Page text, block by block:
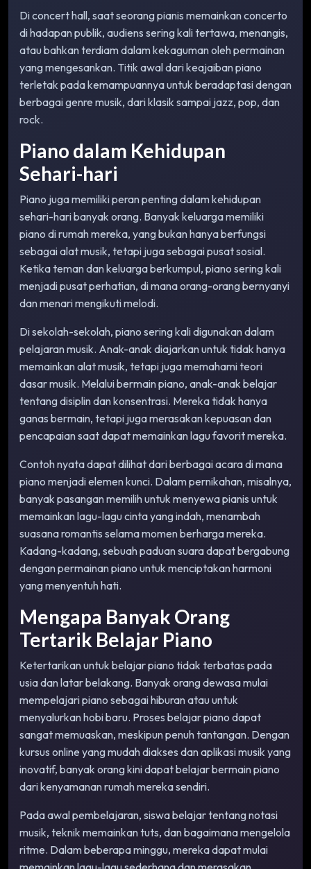
Di concert hall, saat seorang pianis memainkan concerto
di hadapan publik, audiens sering kali tertawa, menangis,
atau bahkan terdiam dalam kekaguman oleh permainan
yang mengesankan. Titik awal dari keajaiban piano
terletak pada kemampuannya untuk beradaptasi dengan
berbagai genre musik, dari klasik sampai jazz, pop, dan
rock.
Piano dalam Kehidupan
Sehari-hari
Piano juga memiliki peran penting dalam kehidupan
sehari-hari banyak orang. Banyak keluarga memiliki
piano di rumah mereka, yang bukan hanya berfungsi
sebagai alat musik, tetapi juga sebagai pusat sosial.
Ketika teman dan keluarga berkumpul, piano sering kali
menjadi pusat perhatian, di mana orang-orang bernyanyi
dan menari mengikuti melodi.
Di sekolah-sekolah, piano sering kali digunakan dalam
pelajaran musik. Anak-anak diajarkan untuk tidak hanya
memainkan alat musik, tetapi juga memahami teori
dasar musik. Melalui bermain piano, anak-anak belajar
tentang disiplin dan konsentrasi. Mereka tidak hanya
ganas bermain, tetapi juga merasakan kepuasan dan
pencapaian saat dapat memainkan lagu favorit mereka.
Contoh nyata dapat dilihat dari berbagai acara di mana
piano menjadi elemen kunci. Dalam pernikahan, misalnya,
banyak pasangan memilih untuk menyewa pianis untuk
memainkan lagu-lagu cinta yang indah, menambah
suasana romantis selama momen berharga mereka.
Kadang-kadang, sebuah paduan suara dapat bergabung
dengan permainan piano untuk menciptakan harmoni
yang menyentuh hati.
Mengapa Banyak Orang
Tertarik Belajar Piano
Ketertarikan untuk belajar piano tidak terbatas pada
usia dan latar belakang. Banyak orang dewasa mulai
mempelajari piano sebagai hiburan atau untuk
menyalurkan hobi baru. Proses belajar piano dapat
sangat memuaskan, meskipun penuh tantangan. Dengan
kursus online yang mudah diakses dan aplikasi musik yang
inovatif, banyak orang kini dapat belajar bermain piano
dari kenyamanan rumah mereka sendiri.
Pada awal pembelajaran, siswa belajar tentang notasi
musik, teknik memainkan tuts, dan bagaimana mengelola
ritme. Dalam beberapa minggu, mereka dapat mulai